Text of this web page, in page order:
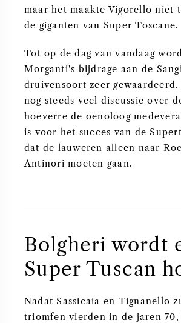
maar het maakte Vigorello niet
de giganten van Super Toscane.
Tot op de dag van vandaag
Morganti's bijdrage aan de
druivensoort zeer
nog steeds veel discussie over
hoeverre de oenoloog
is voor het succes van de
dat de lauweren alleen naar
Antinori moeten gaan.
Bolgheri wordt
Super Tuscan
Nadat Sassicaia en Tignanello
triomfen vierden in de jaren 70,